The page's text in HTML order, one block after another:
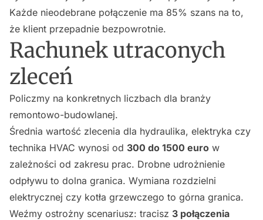
Każde nieodebrane połączenie ma 85% szans na to,
że klient przepadnie bezpowrotnie.
Rachunek utraconych
zleceń
Policzmy na konkretnych liczbach dla branży
remontowo-budowlanej.
Średnia wartość zlecenia dla hydraulika, elektryka czy
technika HVAC wynosi od 300 do 1500 euro w
zależności od zakresu prac. Drobne udrożnienie
odpływu to dolna granica. Wymiana rozdzielni
elektrycznej czy kotła grzewczego to górna granica.
Weźmy ostrożny scenariusz: tracisz 3 połączenia